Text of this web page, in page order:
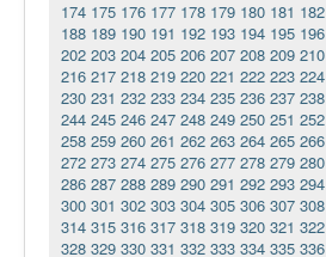
174 175 176 177 178 179 180 181 182
188 189 190 191 192 193 194 195 196
202 203 204 205 206 207 208 209 210
216 217 218 219 220 221 222 223 224
230 231 232 233 234 235 236 237 238
244 245 246 247 248 249 250 251 252
258 259 260 261 262 263 264 265 266
272 273 274 275 276 277 278 279 280
286 287 288 289 290 291 292 293 294
300 301 302 303 304 305 306 307 308
314 315 316 317 318 319 320 321 322
328 329 330 331 332 333 334 335 336